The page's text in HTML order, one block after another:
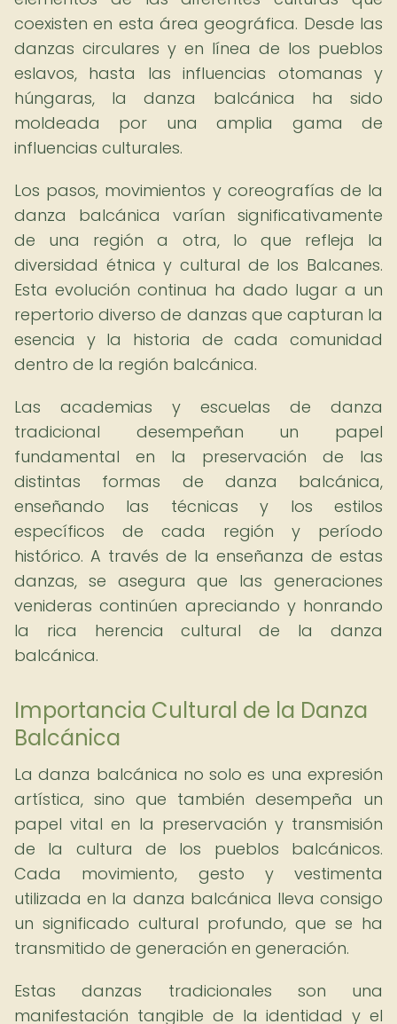
coexisten en esta área geográfica. Desde las
danzas circulares y en línea de los pueblos
eslavos, hasta las influencias otomanas y
húngaras, la danza balcánica ha sido
moldeada por una amplia gama de
influencias culturales.
Los pasos, movimientos y coreografías de la
danza balcánica varían significativamente
de una región a otra, lo que refleja la
diversidad étnica y cultural de los Balcanes.
Esta evolución continua ha dado lugar a un
repertorio diverso de danzas que capturan la
esencia y la historia de cada comunidad
dentro de la región balcánica.
Las academias y escuelas de danza
tradicional desempeñan un papel
fundamental en la preservación de las
distintas formas de danza balcánica,
enseñando las técnicas y los estilos
específicos de cada región y período
histórico. A través de la enseñanza de estas
danzas, se asegura que las generaciones
venideras continúen apreciando y honrando
la rica herencia cultural de la danza
balcánica.
Importancia Cultural de la Danza
Balcánica
La danza balcánica no solo es una expresión
artística, sino que también desempeña un
papel vital en la preservación y transmisión
de la cultura de los pueblos balcánicos.
Cada movimiento, gesto y vestimenta
utilizada en la danza balcánica lleva consigo
un significado cultural profundo, que se ha
transmitido de generación en generación.
Estas danzas tradicionales son una
manifestación tangible de la identidad y el